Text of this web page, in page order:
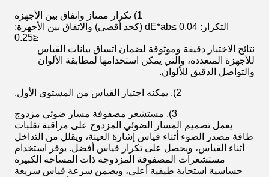
1) تكرار ممتاز واتفاق بين الأجهزة
التكرار: dE*ab≤ 0.04 (كحد أقصى) والاتفاق بين الأجهزة:
≤0.25
نتائج الاختبار دقيقة وموثوقة لضمان اتساق بيانات القياس
للأجهزة المتعددة، والتي يمكن استخدامها لمطابقة الألوان
والتواصل الدقيق للألوان.
2). يمكنه اجتياز القياس من المستوى الأول.
3). مستشعر مصفوفة مسار ضوئي مزدوج
يعمل تصميم المسار الضوئي المزدوج على مراقبة تقلبات
طاقة مصدر الضوء أثناء قياس إشارة العينة، ويقلل من التداخل
أثناء القياس، ويحصل على تكرار قياس أفضل. يوفر استخدام
مستشعرات المصفوفة المزدوجة ذات المساحة الكبيرة
حساسية استجابة طيفية أعلى، ويضمن سرعة قياس سريعة